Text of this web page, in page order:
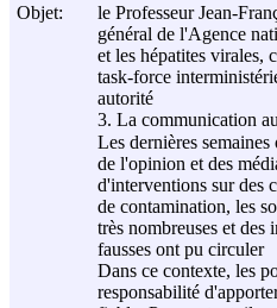
Objet:
le Professeur Jean-
général de l'Agence
et les hépatites virales,
task-force
autorité
3. La communication
Les dernières
de l'opinion et des
d'interventions sur des
de contamination, les
très nombreuses et
fausses ont pu circuler
Dans ce contexte, les
responsabilité